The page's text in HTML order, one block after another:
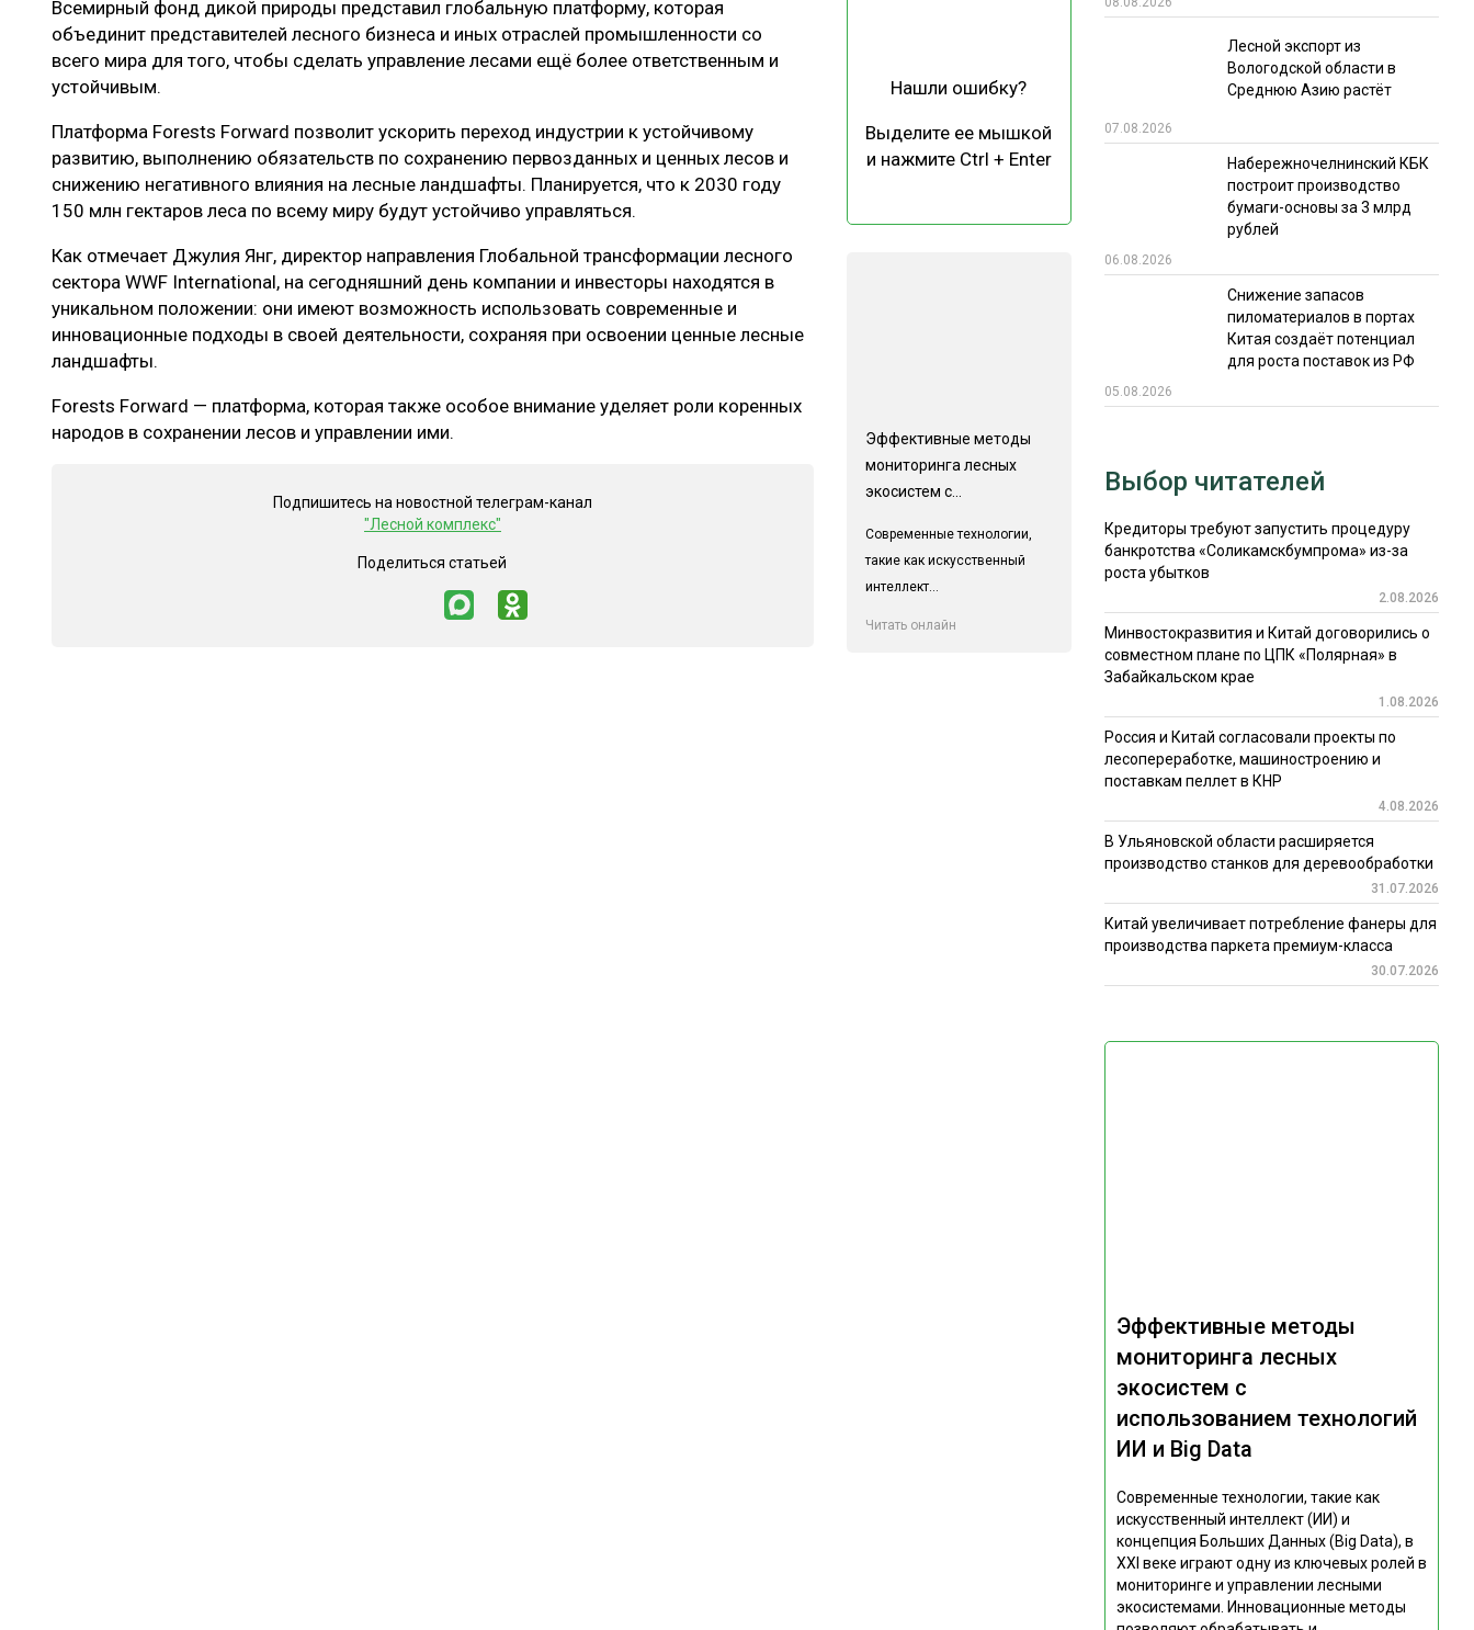
ЛЕСОВОССТАНОВЛЕНИЕ И ЗАЩИТА
ПРОИЗВОДСТВО ДРЕВЕСНЫХ ПЛИТ
ЦБП
СУШКА ДРЕВЕСИНЫ
МЕБЕЛЬНОЕ ПРОИЗВОДСТВО
ОТРАСЛЕВАЯ ДИСКУССИЯ
ЭКСПЕРТНОЕ МНЕНИЕ
КАЛЕНДАРЬ ВЫСТАВОК ИТОГИ МЕРОПРИЯТИЙ
Всемирный фонд дикой природы представил глобальную платформу, которая
объединит представителей лесного бизнеса и иных отраслей промышленности со
всего мира для того, чтобы сделать управление лесами ещё более ответственным и
устойчивым.
Платформа Forests Forward позволит ускорить переход индустрии к устойчивому
развитию, выполнению обязательств по сохранению первозданных и ценных лесов и
снижению негативного влияния на лесные ландшафты. Планируется, что к 2030 году
150 млн гектаров леса по всему миру будут устойчиво управляться.
Как отмечает Джулия Янг, директор направления Глобальной трансформации лесного
сектора WWF International, на сегодняшний день компании и инвесторы находятся в
уникальном положении: они имеют возможность использовать современные и
инновационные подходы в своей деятельности, сохраняя при освоении ценные лесные
ландшафты.
Forests Forward — платформа, которая также особое внимание уделяет роли коренных
народов в сохранении лесов и управлении ими.
Подпишитесь на новостной телеграм-канал
"Лесной комплекс"
Поделиться статьей
Нашли ошибку?
Выделите ее мышкой
и нажмите Ctrl + Enter
Эффективные методы
мониторинга лесных
экосистем с...
Современные технологии,
такие как искусственный
интеллект...
Читать онлайн
Лесной экспорт из
Вологодской области в
Среднюю Азию растёт
07.08.2026
Набережночелнинский КБК
построит производство
бумаги-основы за 3 млрд
рублей
06.08.2026
Снижение запасов
пиломатериалов в портах
Китая создаёт потенциал
для роста поставок из РФ
05.08.2026
Эффективные методы
мониторинга лесных
экосистем с
использованием технологий
ИИ и Big Data
Современные технологии, такие как
искусственный интеллект (ИИ) и
концепция Больших Данных (Big Data), в
XXI веке играют одну из ключевых ролей в
мониторинге и управлении лесными
экосистемами. Инновационные методы
Выбор читателей
Кредиторы требуют запустить процедуру
банкротства «Соликамскбумпрома» из-за
роста убытков
2.08.2026
Минвостокразвития и Китай договорились о
совместном плане по ЦПК «Полярная» в
Забайкальском крае
1.08.2026
Россия и Китай согласовали проекты по
лесопереработке, машиностроению и
поставкам пеллет в КНР
4.08.2026
В Ульяновской области расширяется
производство станков для деревообработки
31.07.2026
Китай увеличивает потребление фанеры для
производства паркета премиум-класса
30.07.2026